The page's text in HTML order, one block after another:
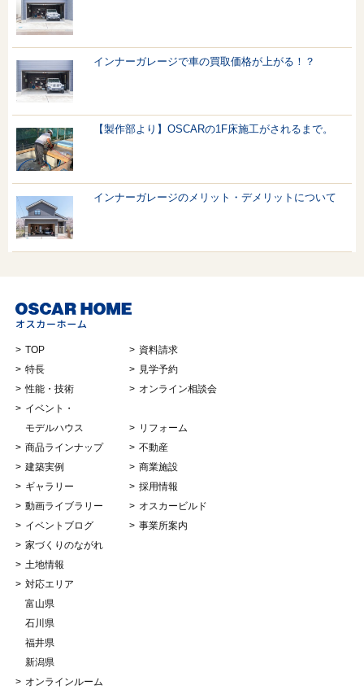
インナーガレージで車の買取価格が上がる！？
【製作部より】OSCARの1F床施工がされるまで。
インナーガレージのメリット・デメリットについて
TOP
特長
性能・技術
イベント・
モデルハウス
商品ラインナップ
建築実例
ギャラリー
動画ライブラリー
イベントブログ
家づくりのながれ
土地情報
対応エリア
富山県
石川県
福井県
新潟県
オンラインルーム
資料請求
見学予約
オンライン相談会
リフォーム
不動産
商業施設
採用情報
オスカービルド
事業所案内